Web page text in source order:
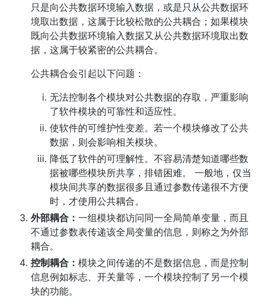
只是向公共数据环境输入数据，或是只从公共数据环
境取出数据，这属于比较松散的公共耦合；如果模块
既向公共数据环境输入数据又从公共数据环境取出数
据，这属于较紧密的公共耦合。
公共耦合会引起以下问题：
无法控制各个模块对公共数据的存取，严重影响
了软件模块的可靠性和适应性。
使软件的可维护性变差。若一个模块修改了公共
数据，则会影响相关模块。
降低了软件的可理解性。不容易清楚知道哪些数
据被哪些模块所共享，排错困难。 一般地，仅当
模块间共享的数据很多且通过参数传递很不方便
时，才使用公共耦合。
外部耦合： 一组模块都访问同一全局简单变量，而且
不通过参数表传递该全局变量的信息，则称之为外部
耦合。
控制耦合： 模块之间传递的不是数据信息，而是控制
信息例如标志、开关量等，一个模块控制了另一个模
块的功能。